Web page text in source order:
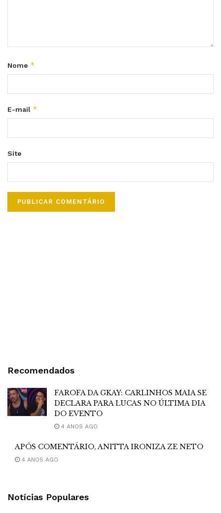
Nome *
E-mail *
Site
Recomendados
FAROFA DA GKAY: CARLINHOS MAIA SE
DECLARA PARA LUCAS NO ÚLTIMA DIA
DO EVENTO
4 ANOS AGO
APÓS COMENTÁRIO, ANITTA IRONIZA ZE NETO
4 ANOS AGO
Notícias Populares